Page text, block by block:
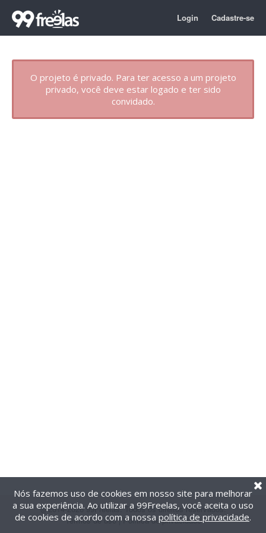
Login Cadastre-se
O projeto é privado. Para ter acesso a um projeto
privado, você deve estar logado e ter sido
convidado.
@2014-2026 99Freelas. Todos os direitos reservados.
Termos de uso| Política de privacidade
Nós fazemos uso de cookies em nosso site para melhorar
a sua experiência. Ao utilizar a 99Freelas, você aceita o uso
de cookies de acordo com a nossa política de privacidade.